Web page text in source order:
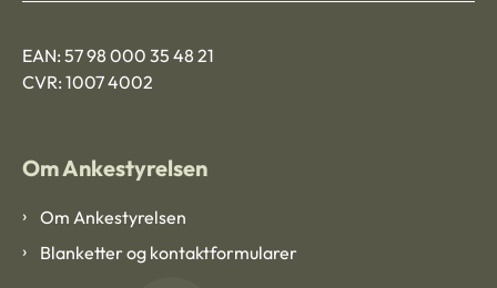
EAN: 57 98 000 35 48 21
CVR: 1007 4002
Om Ankestyrelsen
Om Ankestyrelsen
Blanketter og kontaktformularer